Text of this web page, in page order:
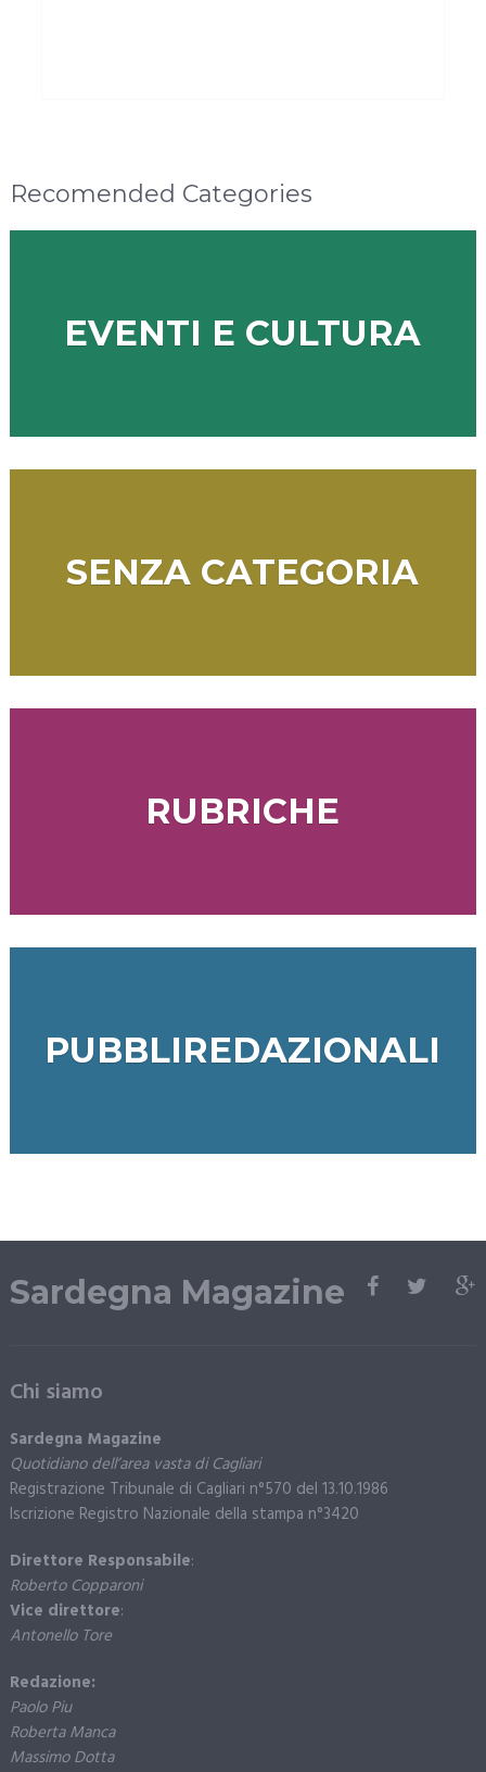
Recomended Categories
EVENTI E CULTURA
SENZA CATEGORIA
RUBRICHE
PUBBLIREDAZIONALI
Sardegna Magazine
Chi siamo
Sardegna Magazine
Quotidiano dell’area vasta di Cagliari
Registrazione Tribunale di Cagliari n°570 del 13.10.1986
Iscrizione Registro Nazionale della stampa n°3420
Direttore Responsabile:
Roberto Copparoni
Vice direttore:
Antonello Tore
Redazione:
Paolo Piu
Roberta Manca
Massimo Dotta